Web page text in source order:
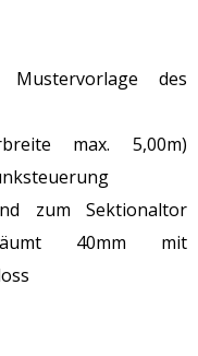
Mustervorlage des
max. 5,00m)
zum Sektionaltor
40mm mit